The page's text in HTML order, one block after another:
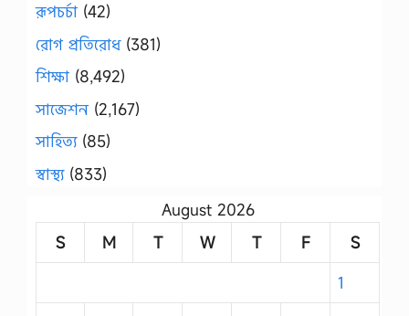
রূপচর্চা (42)
রোগ প্রতিরোধ(381)
শিক্ষা (8,492)
সাজেশন (2,167)
সাহিত্য(85)
স্বাস্থ্য(833)
August 2026
S
M T W T F
S
1